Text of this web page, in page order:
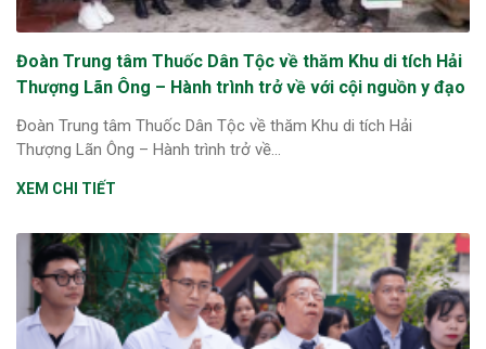
Đoàn Trung tâm Thuốc Dân Tộc về thăm Khu di tích Hải
Thượng Lãn Ông – Hành trình trở về với cội nguồn y đạo
Đoàn Trung tâm Thuốc Dân Tộc về thăm Khu di tích Hải
Thượng Lãn Ông – Hành trình trở về...
XEM CHI TIẾT